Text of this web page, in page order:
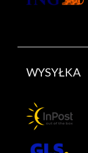
WYSYŁKA